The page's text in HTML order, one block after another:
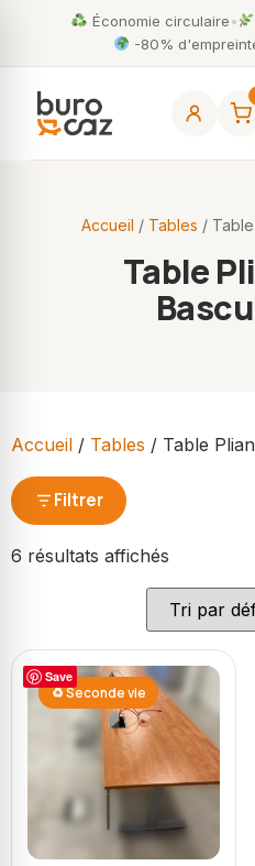
Économie circulaire•
-80%
Accueil / Tables /
Table
Accueil / Tables / Table
Filtrer
6 résultats affichés
Save
♻ Seconde vie